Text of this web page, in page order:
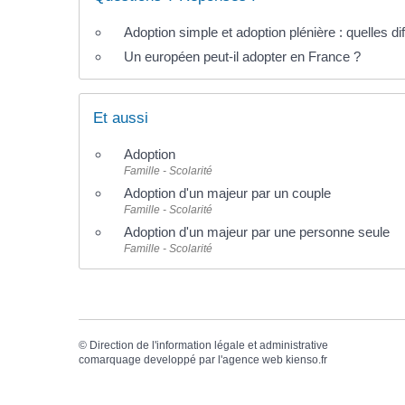
Adoption simple et adoption plénière : quelles
Un européen peut-il adopter en France ?
Et aussi
Adoption
Famille - Scolarité
Adoption d'un majeur par un couple
Famille - Scolarité
Adoption d'un majeur par une personne seule
Famille - Scolarité
© Direction de l'information légale et administrative
comarquage developpé par l'agence web kienso.fr